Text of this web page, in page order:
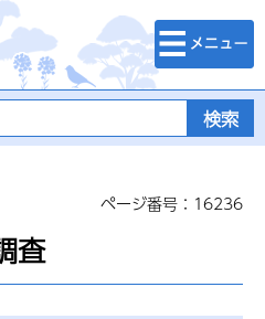
検索・メニュ
ー
ページ番号：16236
査